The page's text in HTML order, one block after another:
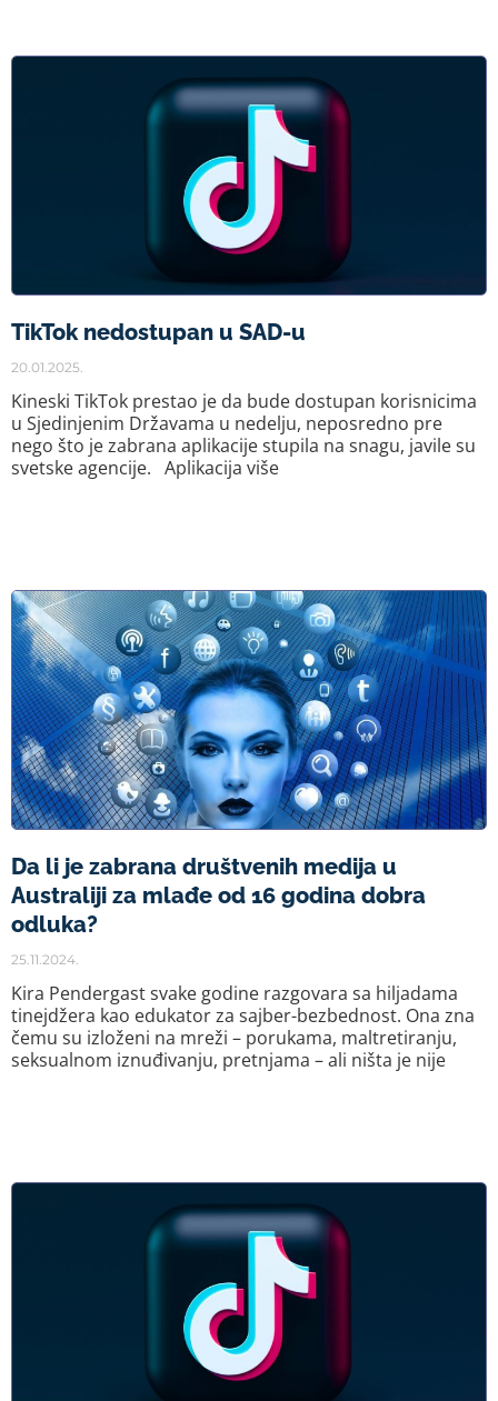
TikTok nedostupan u SAD-u
20.01.2025.
Kineski TikTok prestao je da bude dostupan korisnicima
u Sjedinjenim Državama u nedelju, neposredno pre
nego što je zabrana aplikacije stupila na snagu, javile su
svetske agencije. Aplikacija više
Da li je zabrana društvenih medija u
Australiji za mlađe od 16 godina dobra
odluka?
25.11.2024.
Kira Pendergast svake godine razgovara sa hiljadama
tinejdžera kao edukator za sajber-bezbednost. Ona zna
čemu su izloženi na mreži – porukama, maltretiranju,
seksualnom iznuđivanju, pretnjama – ali ništa je nije